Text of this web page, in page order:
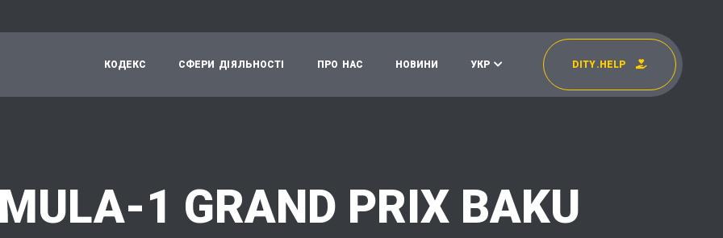
D TY. H E L P
КОД Е КС СФ Е Р И Д Я Л Ь Н ОСТ П РО Н АС Н О В И Н И У К Р
1 GRAND PRIX BAKU